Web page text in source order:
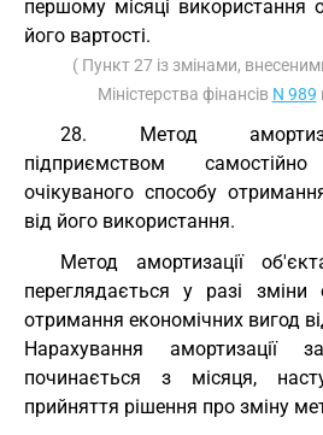
першому місяці використання
його вартості.
( Пункт 27 із змінами,
Міністерства фінансів N 989
28. Метод
підприємством
очікуваного способу
від його використання.
Метод амортизації
переглядається у разі зміни
отримання економічних вигод
Нарахування
починається з місяця,
прийняття рішення про зміну